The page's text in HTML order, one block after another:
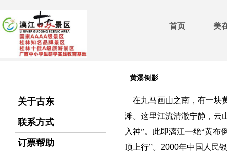
首页 美
关于古东
联系方式
订票帮助
黄瀑倒影
在九马画山之南，有一块
滩。这里江流清澈宁静，云
入神”。此即漓江一绝“黄布
顶上行”。 2000年中国人民